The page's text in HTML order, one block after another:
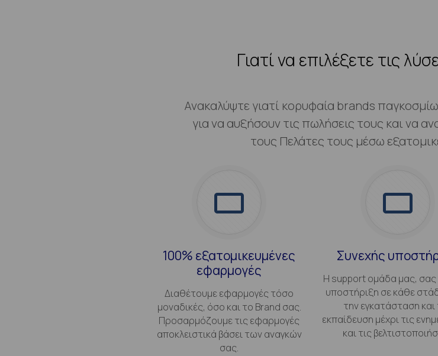
Γιατί να επιλέξετε τις
Ανακαλύψτε γιατί κορυφαία brands
για να αυξήσουν τις πωλήσεις τους και να
τους Πελάτες τους μέσω
100% εξατομικευμένες
εφαρμογές
Διαθέτουμε εφαρμογές τόσο
μοναδικές, όσο και το Brand σας.
Προσαρμόζουμε τις εφαρμογές
αποκλειστικά βάσει των αναγκών
σας.
Συνεχής
Η support ομάδα μας, σας
υποστήριξη σε κάθε
την εγκατάσταση και
εκπαίδευση μέχρι τις
και τις